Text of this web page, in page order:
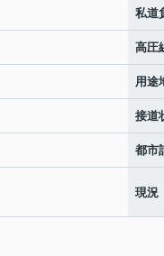
私道
高圧
用途
接道
都市
現況